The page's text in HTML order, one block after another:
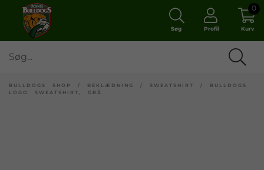
Søg Profil Kurv
0
BULLDOGS SHOP / BEKLÆDNING / SWEATSHIRT / BULLDOGS
LOGO SWEATSHIRT, GRÅ